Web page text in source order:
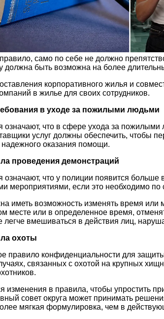
само по себе не должно
должна быть возможна на более
корпоративного жилья и
в жилье для своих сотрудников.
в уходе за пожилыми людьми
означают, что в сфере ухода за
услуг должны обеспечить, чтобы
надежного оказания помощи.
проведения демонстраций
означают, что у полиции появится
мероприятиями, если это необходимо по
иметь возможность изменять время или
месте или в определенное время,
легче вмешиваться в действия лиц,
охоты
правило конфиденциальности для
связанных с охотой на крупных
изменения в правила, чтобы упростить
совет округа может принимать
мягкая формулировка, чем в